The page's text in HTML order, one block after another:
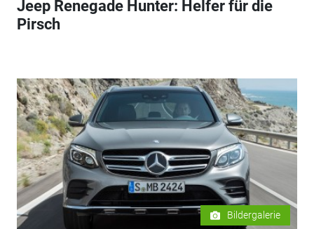
Jeep Renegade Hunter: Helfer für die
Pirsch
Bildergalerie